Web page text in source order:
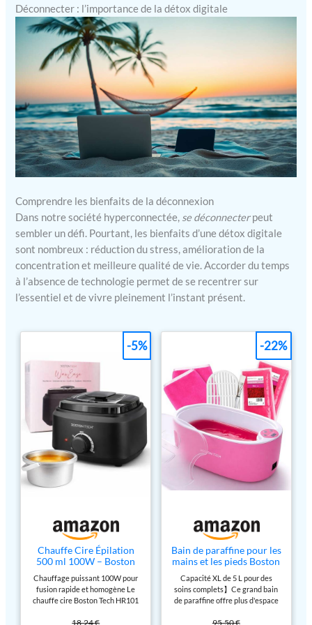
Déconnecter : l’importance de la détox digitale
Comprendre les bienfaits de la déconnexion
Dans notre société hyperconnectée, se déconnecterpeut
sembler un défi. Pourtant, les bienfaits d’une détox digitale
sont nombreux : réduction du stress, amélioration de la
concentration et meilleure qualité de vie. Accorder du temps
à l’absence de technologie permet de se recentrer sur
l’essentiel et de vivre pleinement l’instant présent.
Chauffe Cire Épilation
500 ml 100W – Boston
Tech HR101 Appareil à
Cire Chaude avec Pot
Aluminium Amovible et
Température Réglable –
Chauffage puissant 100W pour
fusion rapide et homogène Le
chauffe cire Boston Tech HR101
100W permettant de faire
18,24 €
-5%
Bain de paraffine pour les
mains et les pieds Boston
Tech®Appareil à
paraffine pour soulager
les douleurs musculaires
et l'arthrite. Grande
Capacité XL de 5 L pour des
soins complets】Ce grand bain
de paraffine offre plus d'espace
34 cm x 21 cm x 16 cm). Fabriqué
95,50 €
-22%